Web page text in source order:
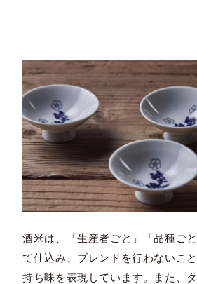
酒米は、「生産者ごと」「品種ご
て仕込み、ブレンドを行わないこ
持ち味を表現しています。また、